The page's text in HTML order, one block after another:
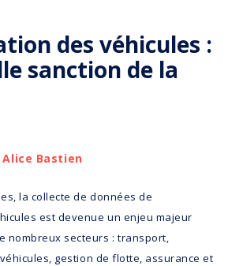
des véhicules :
sanction de la
Bastien
la collecte de données de
est devenue un enjeu majeur
nombreux secteurs : transport,
gestion de flotte, assurance et